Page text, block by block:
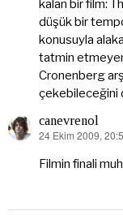
kalan bir film:
düşük bir
konusuyla
tatmin
Cronenberg
çekebileceğini
canevrenol
dedi
24 Ekim 2009,
Filmin finali